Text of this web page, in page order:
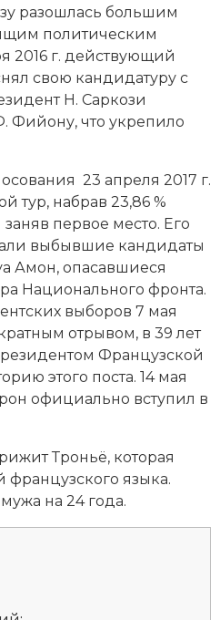
разошлась большим
политическим
2016 г. действующий
свою кандидатуру с
Н. Саркози
Фийону, что укрепило
23 апреля 2017 г.
тур, набрав 23,86 %
первое место. Его
выбывшие кандидаты
Амон, опасавшиеся
Национального фронта.
выборов 7 мая
отрывом, в 39 лет
Французской
этого поста. 14 мая
официально вступил в
Троньё, которая
французского языка.
на 24 года.